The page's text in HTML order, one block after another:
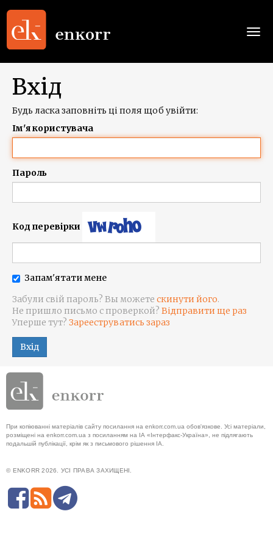
Вхід
Будь ласка заповніть ці поля щоб увійти:
Ім'я користувача
Пароль
Код перевірки
Запам'ятати мене
Забули свій пароль? Вы можете скинути його.
Не пришло письмо с проверкой? Відправити ще раз
Уперше тут? Зарееструватись зараз
Вхід
При копіюванні матеріалів сайту посилання на enkorr.com.ua обов'язкове. Усі матеріали,
розміщені на enkorr.com.ua з посиланням на ІА «Інтерфакс-Україна», не підлягають
подальшій публікації, крім як з письмового рішення ІА.
© ENKORR 2026. УСІ ПРАВА ЗАХИЩЕНІ.